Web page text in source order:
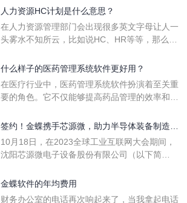
人力资源HC计划是什么意思？
在人力资源管理部门会出现很多英文字母让人一
头雾水不知所云，比如说HC、HR等等，那么它
么呢？
什么样子的医药管理系统软件更好用？
在医疗行业中，医药管理系统软件扮演着至关重
要的角色。它不仅能够提高药品管理的效率和准
一个好用的医药管理系统软件应具备以下特点。
地进行操作。 复杂的
签约！金蝶携手芯源微，助力半导体装备制造领
先企业迈向世界
10月18日，在2023全球工业互联网大会期间，
沈阳芯源微电子设备股份有限公司（以下简
下简称“金蝶”）在辽宁沈阳签署战略合作协议。
金蝶软件的年均费用
财务办公室的电话再次响起来了，当我拿起电话